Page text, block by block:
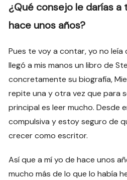
¿Qué consejo le darías
hace unos años?
Pues te voy a contar, yo no leía
llegó a mis manos un libro de
concretamente su biografía,
repite una y otra vez que para
principal es leer mucho. Desde
compulsiva y estoy seguro de
crecer como escritor.
Así que a mí yo de hace unos
mucho más de lo que lo había